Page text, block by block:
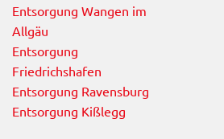
Entsorgung Wangen im
Allgäu
Entsorgung
Friedrichshafen
Entsorgung Ravensburg
Entsorgung Kißlegg